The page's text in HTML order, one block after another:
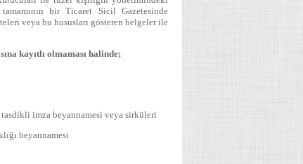
bir Ticaret Sicil Gazetesinde
veya bu hususları gösteren belgeler ile
kayıtlı olmaması halinde;
imza beyannamesi veya sirküleri
beyannamesi